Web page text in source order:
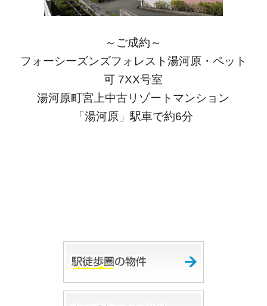
～ご成約～
フォーシーズンズフォレスト湯河原・ペット
可 7XX号室
湯河原町宮上中古リゾートマンション
「湯河原」駅車で約6分